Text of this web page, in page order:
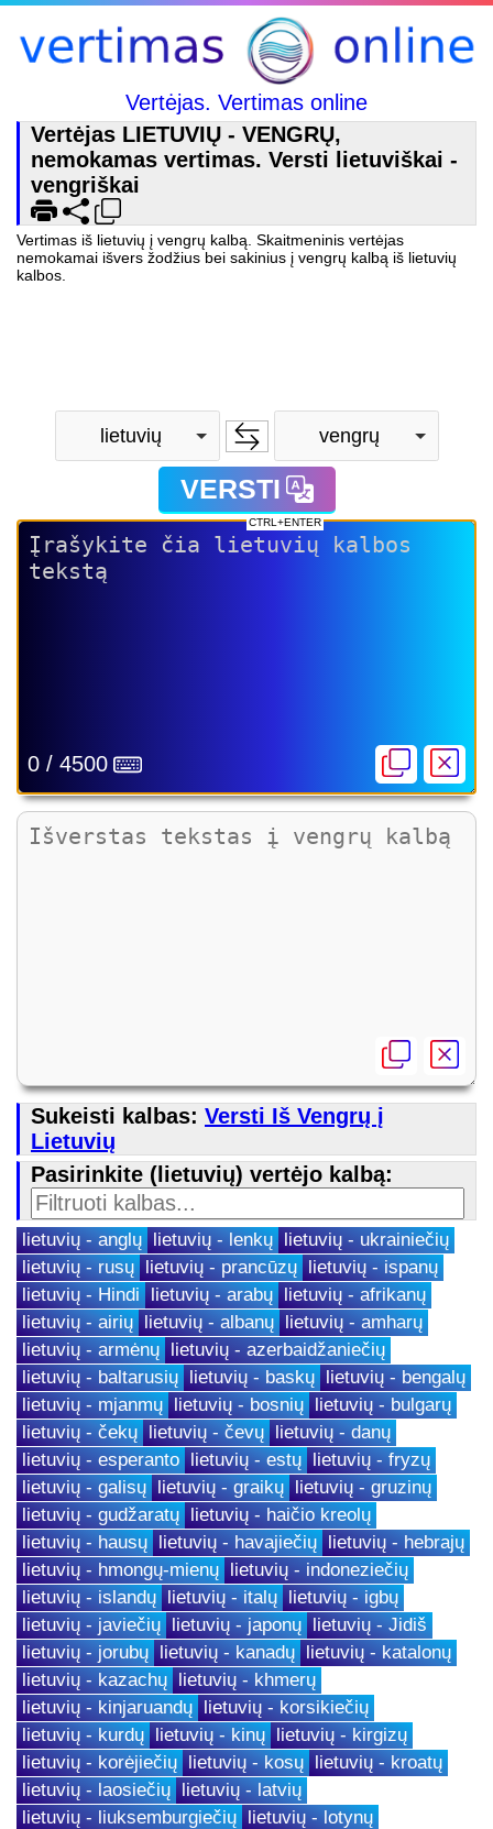
Vertėjas. Vertimas online
Vertėjas LIETUVIŲ - VENGRŲ,
nemokamas vertimas. Versti lietuviškai -
vengriškai
Vertimas iš lietuvių į vengrų kalbą. Skaitmeninis vertėjas
nemokamai išvers žodžius bei sakinius į vengrų kalbą iš lietuvių
kalbos.
lietuvių vengrų
VERSTI
CTRL+ENTER
0 / 4500
Sukeisti kalbas: Versti Iš Vengrų į
Lietuvių
Pasirinkite (lietuvių) vertėjo kalbą:
lietuvių - anglų lietuvių - lenkų lietuvių - ukrainiečių
lietuvių - rusų lietuvių - prancūzų lietuvių - ispanų
lietuvių - Hindi lietuvių - arabų lietuvių - afrikanų
lietuvių - airių lietuvių - albanų lietuvių - amharų
lietuvių - armėnų lietuvių - azerbaidžaniečių
lietuvių - baltarusių lietuvių - baskų lietuvių - bengalų
lietuvių - mjanmų lietuvių - bosnių lietuvių - bulgarų
lietuvių - čekų lietuvių - čevų lietuvių - danų
lietuvių - esperanto lietuvių - estų lietuvių - fryzų
lietuvių - galisų lietuvių - graikų lietuvių - gruzinų
lietuvių - gudžaratų lietuvių - haičio kreolų
lietuvių - hausų lietuvių - havajiečių lietuvių - hebrajų
lietuvių - hmongų-mienų lietuvių - indoneziečių
lietuvių - islandų lietuvių - italų lietuvių - igbų
lietuvių - javiečių lietuvių - japonų lietuvių - Jidiš
lietuvių - jorubų lietuvių - kanadų lietuvių - katalonų
lietuvių - kazachų lietuvių - khmerų
lietuvių - kinjaruandų lietuvių - korsikiečių
lietuvių - kurdų lietuvių - kinų lietuvių - kirgizų
lietuvių - korėjiečių lietuvių - kosų lietuvių - kroatų
lietuvių - laosiečių lietuvių - latvių
lietuvių - liuksemburgiečių lietuvių - lotynų